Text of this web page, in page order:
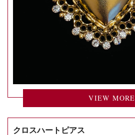
VIEW MORE
クロスハートピアス